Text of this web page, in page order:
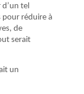
tel
pour réduire à
de
serait
un